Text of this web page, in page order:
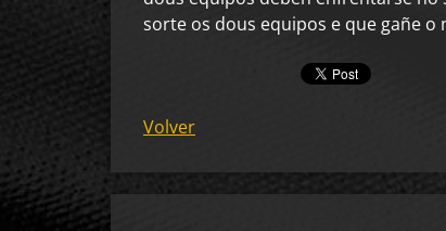
sorte os dous equipos e que gañe o
Volver